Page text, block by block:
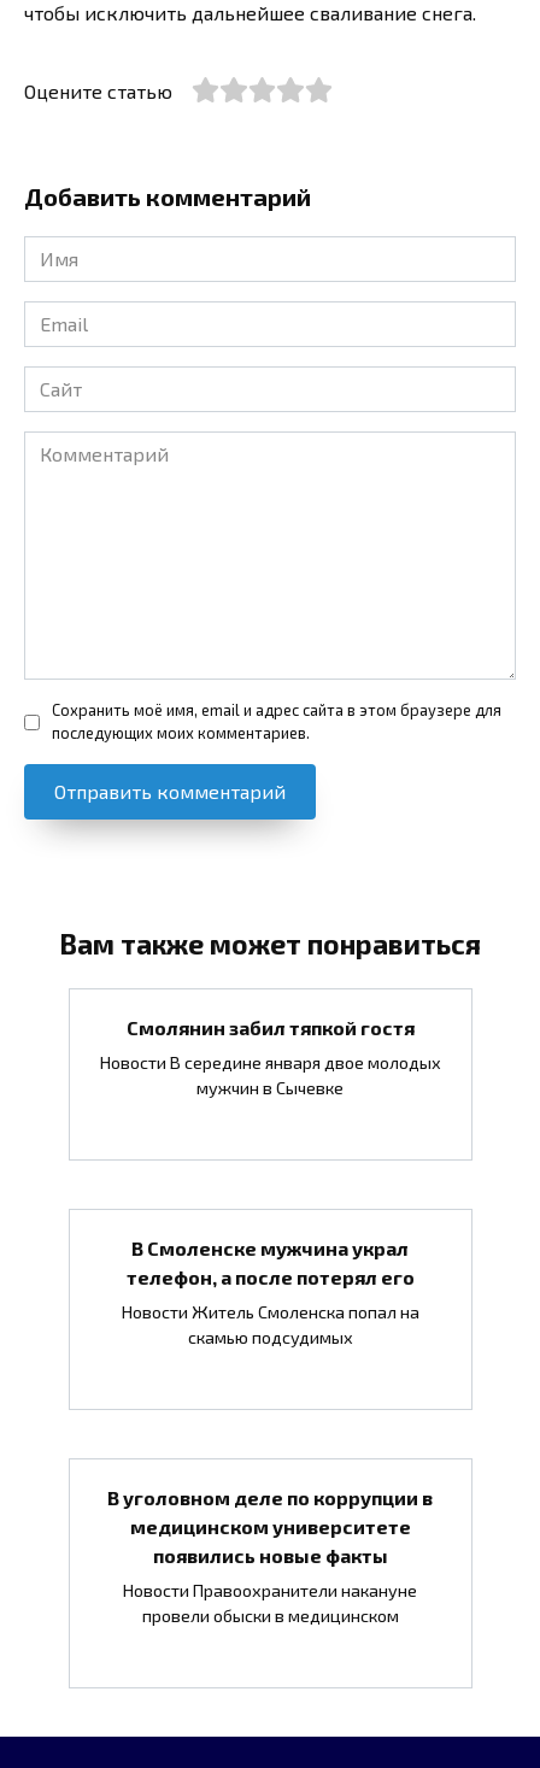
чтобы исключить дальнейшее сваливание снега.
Оцените статью
Добавить комментарий
Имя
*
Email
*
Сайт
Комментарий
Сохранить моё имя, email и адрес сайта в этом браузере для
последующих моих комментариев.
Вам также может понравиться
Смолянин забил тяпкой гостя
Новости В середине января двое молодых
мужчин в Сычевке
В Смоленске мужчина украл
телефон, а после потерял его
Новости Житель Смоленска попал на
скамью подсудимых
В уголовном деле по коррупции в
медицинском университете
появились новые факты
Новости Правоохранители накануне
провели обыски в медицинском